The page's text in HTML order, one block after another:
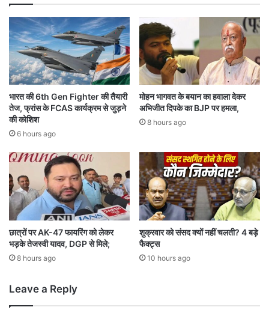
ला
कों
ते
ज
ह
वा
च
ल
ने
सं
व
ना
में
श्री
लं
का
-
ए
को
8
र
न
से
रा
,
गा
य
क
वा
ड
के
क
औ
भारत की 6th Gen Fighter की तैयारी
तेज, फ्रांस के FCAS कार्यक्रम से जुड़ने
की कोशिश
6 hours ago
मोहन भागवत के बयान का हवाला देकर
अभिजीत दिपके का BJP पर हमला,
8 hours ago
छात्रों पर AK-47 फायरिंग को लेकर
भड़के तेजस्वी यादव, DGP से मिले;
8 hours ago
शुक्रवार को संसद क्यों नहीं चलती? 4 बड़े
फैक्ट्स
10 hours ago
Leave a Reply